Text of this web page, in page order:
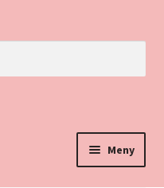
Meny